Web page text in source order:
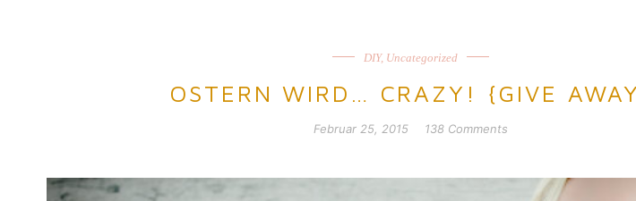
DIY, Uncategorized
OSTERN WIRD… CRAZY! {GIVE
Februar 25, 2015 138 Comments